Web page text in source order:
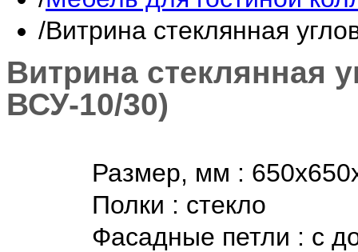
Витрина стеклянная
Витрина стеклянная
ВСУ-10/30)
Размер, мм :
Полки : стекло
Фасадные петли : с